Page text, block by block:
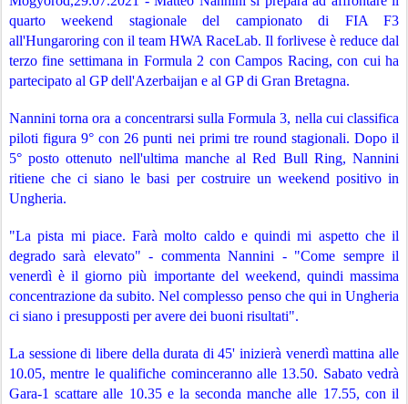
quarto weekend stagionale del campionato di FIA F3
all'Hungaroring con il team HWA RaceLab. Il forlivese è reduce dal
terzo fine settimana in Formula 2 con Campos Racing, con cui ha
partecipato al GP dell'Azerbaijan e al GP di Gran Bretagna.
Nannini torna ora a concentrarsi sulla Formula 3, nella cui classifica
piloti figura 9° con 26 punti nei primi tre round stagionali. Dopo il
5° posto ottenuto nell'ultima manche al Red Bull Ring, Nannini
ritiene che ci siano le basi per costruire un weekend positivo in
Ungheria.
"La pista mi piace. Farà molto caldo e quindi mi aspetto che il
degrado sarà elevato" - commenta Nannini - "Come sempre il
venerdì è il giorno più importante del weekend, quindi massima
concentrazione da subito. Nel complesso penso che qui in Ungheria
ci siano i presupposti per avere dei buoni risultati".
La sessione di libere della durata di 45' inizierà venerdì mattina alle
10.05, mentre le qualifiche cominceranno alle 13.50. Sabato vedrà
Gara-1 scattare alle 10.35 e la seconda manche alle 17.55, con il